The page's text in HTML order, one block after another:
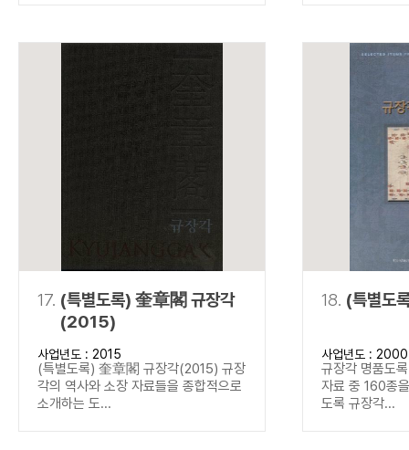
17. (특별도록) 奎章閣 규장각
(2015)
사업년도 : 2015
(특별도록) 奎章閣 규장각(2015) 규장
각의 역사와 소장 자료들을 종합적으로
소개하는 도...
18. (특별도
사업년도 : 2000
규장각 명품도
자료 중 160종
도록 규장각...